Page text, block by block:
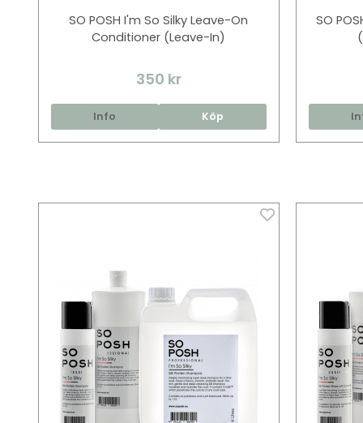
SO POSH I'm So Silky Leave-On
Conditioner (Leave-In)
350 kr
Info Köp
SO